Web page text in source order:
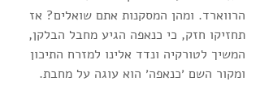
הרווארד. ומהן המסקנות אתם שואלים? אז
תחזיקו חזק, כי כנאפה הגיע מחבל הבלקן,
המשיך לטורקיה ונדד אלינו למזרח התיכון
ומקור השם ׳כנאפה׳ הוא עוגה על מחבת.